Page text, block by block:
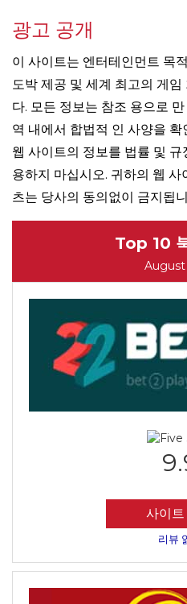
광고 공개
이 사이트는 엔터테인먼트 목
도박 제공 및 세계 최고의 게
다. 모든 정보는 참조 용으로
역 내에서 합법적 인 사양을
웹 사이트의 정보를 법률 및
용하지 마십시오. 귀하의 웹
츠는 당사의 동의없이 금지됩
Top 10
August
사이트
리뷰